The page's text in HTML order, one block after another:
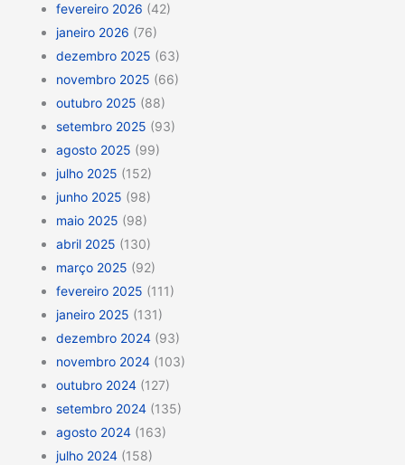
fevereiro 2026 (42)
janeiro 2026 (76)
dezembro 2025 (63)
novembro 2025 (66)
outubro 2025 (88)
setembro 2025 (93)
agosto 2025 (99)
julho 2025 (152)
junho 2025 (98)
maio 2025 (98)
abril 2025 (130)
março 2025 (92)
fevereiro 2025 (111)
janeiro 2025 (131)
dezembro 2024 (93)
novembro 2024 (103)
outubro 2024 (127)
setembro 2024 (135)
agosto 2024 (163)
julho 2024 (158)